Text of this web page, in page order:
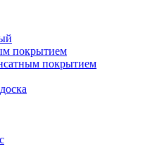
покрытием
покрытием